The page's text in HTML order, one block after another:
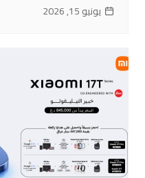
يونيو 15, 2026